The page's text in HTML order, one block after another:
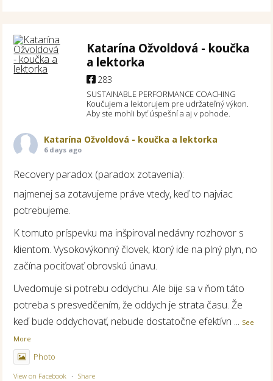
Katarína Ožvoldová - koučka
a lektorka
283
SUSTAINABLE PERFORMANCE COACHING
Koučujem a lektorujem pre udržateľný výkon.
Aby ste mohli byť úspešní a aj v pohode.
Katarína Ožvoldová - koučka a lektorka
6 days ago
Recovery paradox (paradox zotavenia):
najmenej sa zotavujeme práve vtedy, keď to najviac
potrebujeme.
K tomuto príspevku ma inšpiroval nedávny rozhovor s
klientom. Vysokovýkonný človek, ktorý ide na plný plyn, no
začína pociťovať obrovskú únavu.
Uvedomuje si potrebu oddychu. Ale bije sa v ňom táto
potreba s presvedčením, že oddych je strata času. Že
keď bude oddychovať, nebude dostatočne efektívn ... See
More
Photo
View on Facebook · Share